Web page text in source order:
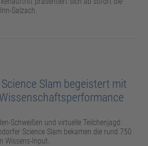
Salzach.
Slam begeistert mit
Schweißen und virtuelle Teilchenjagd:
Science Slam bekamen die rund 750
Wissens-Input.